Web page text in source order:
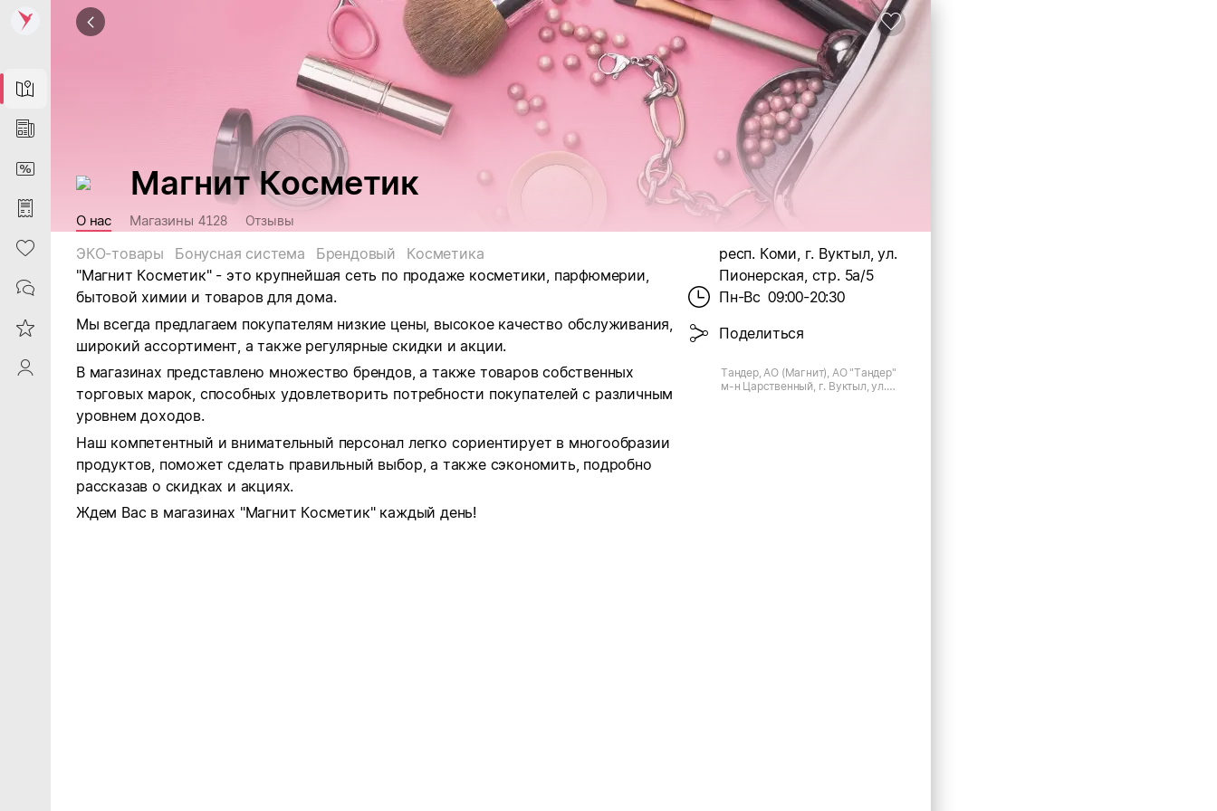
Map
News
DiscountCard
Purchases
Heart
Contacts
Reviews
ProfileSaby
Магнит Косметик
О нас Магазины 4128 Отзывы
ЭКО-товары Бонусная система Брендовый
Косметика
"Магнит Косметик" - это крупнейшая сеть по продаже косметики, парфюмерии,
бытовой химии и товаров для дома.
Мы всегда предлагаем покупателям низкие цены, высокое качество обслуживания,
широкий ассортимент, а также регулярные скидки и акции.
В магазинах представлено множество брендов, а также товаров собственных
торговых марок, способных удовлетворить потребности покупателей с различным
уровнем доходов.
Наш компетентный и внимательный персонал легко сориентирует в многообразии
продуктов, поможет сделать правильный выбор, а также сэкономить, подробно
рассказав о скидках и акциях.
Ждем Вас в магазинах "Магнит Косметик" каждый день!
респ. Коми, г. Вуктыл, ул.
Пионерская, стр. 5а/5
Пн-Вс 09:00-20:30
Поделиться
Тандер, АО (Магнит), АО "Тандер"
м-н Царственный, г. Вуктыл, ул.